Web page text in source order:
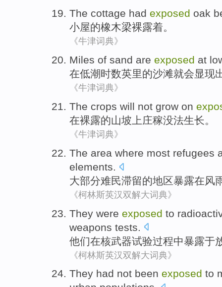
The cottage had exposed oak
小屋的橡木梁裸露着。
《牛津词典》
Miles of sand are exposed at
在低潮时数英里的沙滩就会显现
《牛津词典》
The crops will not grow on
在裸露的山坡上庄稼没法生长。
《牛津词典》
The area where most refugees
elements.
大部分难民滞留的地区暴露在风
《柯林斯英汉双解大词典》
They were exposed to
weapons tests
他们在核武器试验过程中暴露于
《柯林斯英汉双解大词典》
They had not been exposed to